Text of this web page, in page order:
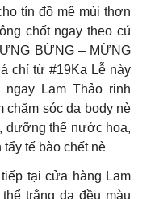
tín đồ mê mùi thơn
chốt ngay theo cú
BỪNG – MỪNG
chỉ từ #19Ka Lễ này
Lam Thảo rinh
chăm sóc da body nè
dưỡng thể nước hoa,
tế bào chết nè
tại cửa hàng Lam
trắng da đều màu